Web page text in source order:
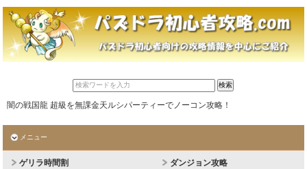
闇の戦国龍 超級を無課金天ルシパーティーでノーコン攻略！
メニュー
ゲリラ時間割 ダンジョン攻略